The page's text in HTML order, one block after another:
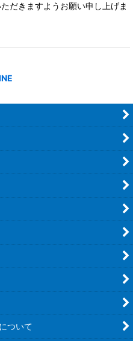
だきますようお願い申し上げま
ついて